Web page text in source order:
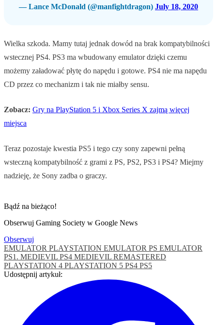
— Lance McDonald (@manfightdragon) July 18, 2020
Wielka szkoda. Mamy tutaj jednak dowód na brak kompatybilności
wstecznej PS4. PS3 ma wbudowany emulator dzięki czemu
możemy załadować płytę do napędu i gotowe. PS4 nie ma napędu
CD przez co mechanizm i tak nie miałby sensu.
Zobacz: Gry na PlayStation 5 i Xbox Series X zajmą więcej
miejsca
Teraz pozostaje kwestia PS5 i tego czy sony zapewni pełną
wsteczną kompatybilność z grami z PS, PS2, PS3 i PS4? Miejmy
nadzieję, że Sony zadba o graczy.
Bądź na bieżąco!
Obserwuj Gaming Society w Google News
Obserwuj
EMULATOR PLAYSTATION EMULATOR PS EMULATOR
PS1. MEDIEVIL PS4 MEDIEVIL REMASTERED
PLAYSTATION 4 PLAYSTATION 5 PS4 PS5
Udostępnij artykuł: